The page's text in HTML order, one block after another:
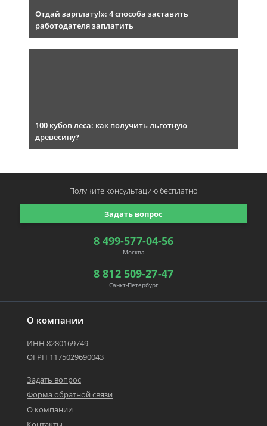
Отдай зарплату!»: 4 способа заставить
работодателя заплатить
100 кубов леса: как получить льготную
древесину?
О компании
ИНН 8280169749
ОГРН 1175029690043
Задать вопрос
Форма обратной связи
О компании
8 499-577-04-56
Москва
8 812 509-27-47
Санкт-Петербург
Задать вопрос
Получите консультациюбесплатно